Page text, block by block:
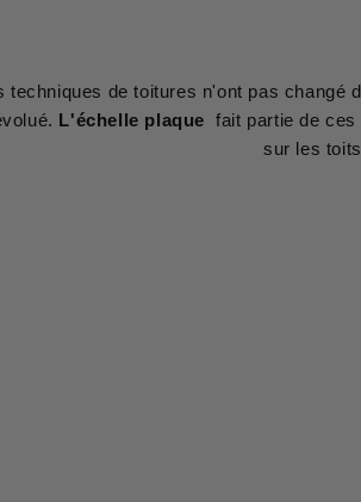
techniques de toitures n'ont pas changé
L'échelle plaque fait partie de
sur les